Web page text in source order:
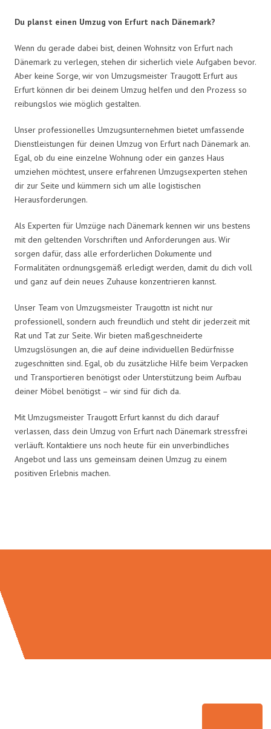
Du planst einen Umzug von Erfurt nach Dänemark?
Wenn du gerade dabei bist, deinen Wohnsitz von Erfurt nach
Dänemark zu verlegen, stehen dir sicherlich viele Aufgaben bevor.
Aber keine Sorge, wir von Umzugsmeister Traugott Erfurt aus
Erfurt können dir bei deinem Umzug helfen und den Prozess so
reibungslos wie möglich gestalten.
Unser professionelles Umzugsunternehmen bietet umfassende
Dienstleistungen für deinen Umzug von Erfurt nach Dänemark an.
Egal, ob du eine einzelne Wohnung oder ein ganzes Haus
umziehen möchtest, unsere erfahrenen Umzugsexperten stehen
dir zur Seite und kümmern sich um alle logistischen
Herausforderungen.
Als Experten für Umzüge nach Dänemark kennen wir uns bestens
mit den geltenden Vorschriften und Anforderungen aus. Wir
sorgen dafür, dass alle erforderlichen Dokumente und
Formalitäten ordnungsgemäß erledigt werden, damit du dich voll
und ganz auf dein neues Zuhause konzentrieren kannst.
Unser Team von Umzugsmeister Traugottn ist nicht nur
professionell, sondern auch freundlich und steht dir jederzeit mit
Rat und Tat zur Seite. Wir bieten maßgeschneiderte
Umzugslösungen an, die auf deine individuellen Bedürfnisse
zugeschnitten sind. Egal, ob du zusätzliche Hilfe beim Verpacken
und Transportieren benötigst oder Unterstützung beim Aufbau
deiner Möbel benötigst – wir sind für dich da.
Mit Umzugsmeister Traugott Erfurt kannst du dich darauf
verlassen, dass dein Umzug von Erfurt nach Dänemark stressfrei
verläuft. Kontaktiere uns noch heute für ein unverbindliches
Angebot und lass uns gemeinsam deinen Umzug zu einem
positiven Erlebnis machen.